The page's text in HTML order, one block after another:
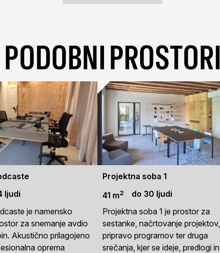
PODOBNI PROSTORI
ljudi
je namensko
za snemanje avdio
Akustično prilagojeno
oprema
Projektna soba 1
41 m2
do 30 ljudi
Projektna soba 1 je prostor za
sestanke, načrtovanje projektov,
pripravo programov ter druga
srečanja, kjer se ideje, predlogi in